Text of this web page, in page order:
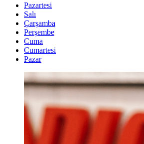
Pazartesi
Salı
Çarşamba
Perşembe
Cuma
Cumartesi
Pazar